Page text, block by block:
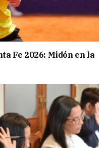
Fe 2026: Midón en la